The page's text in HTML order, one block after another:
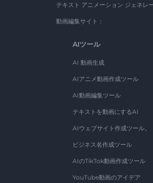
テキスト アニメーション ジェネレ
動画編集サイト：
AIツール
AI 動画生成
AIアニメ動画作成ツール
AI動画編集ツール
テキストを動画にするAI
AIウェブサイト作成ツール。
ビジネス名作成ツール
AIのTikTok動画作成ツール
YouTube動画のアイデア